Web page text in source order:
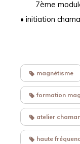
7ème
• initiation
magnétisme
formation
atelier
haute